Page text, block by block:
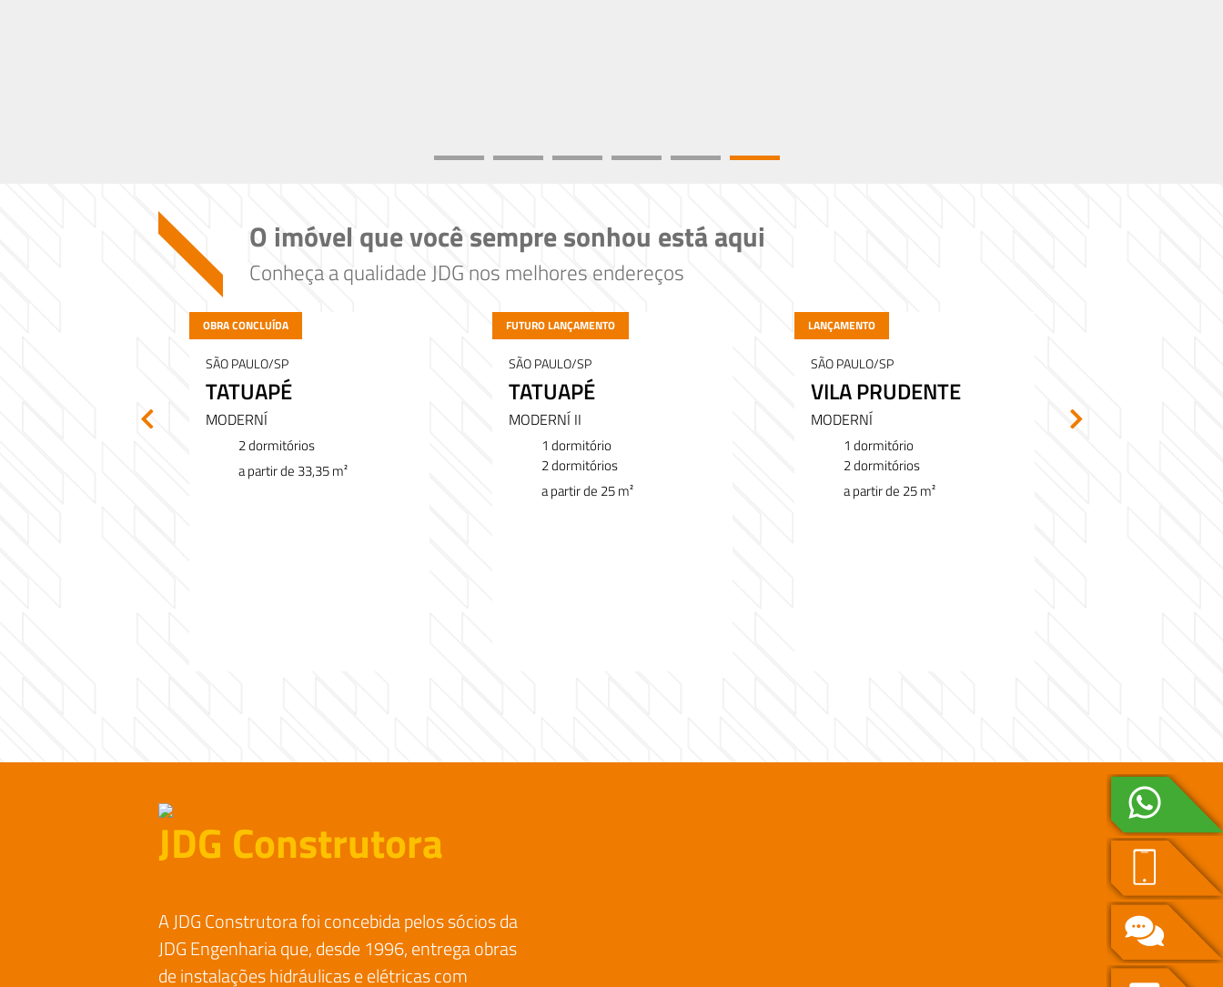
O imóvel que você sempre sonhou está aqui
Conheça a qualidade JDG nos melhores endereços
SÃO PAULO/SP
TATUAPÉ
MODERNÍ
2 dormitórios
a partir de 33,35 m²
OBRA CONCLUÍDA
SÃO PAULO/SP
TATUAPÉ
MODERNÍ II
1 dormitório
2 dormitórios
a partir de 25 m²
FUTURO LANÇAMENTO
SÃO PAULO/SP
VILA PRUDENTE
MODERNÍ
1 dormitório
2 dormitórios
a partir de 25 m²
LANÇAMENTO
JDG Construtora
A JDG Construtora foi concebida pelos sócios da
JDG Engenharia que, desde 1996, entrega obras
de instalações hidráulicas e elétricas com